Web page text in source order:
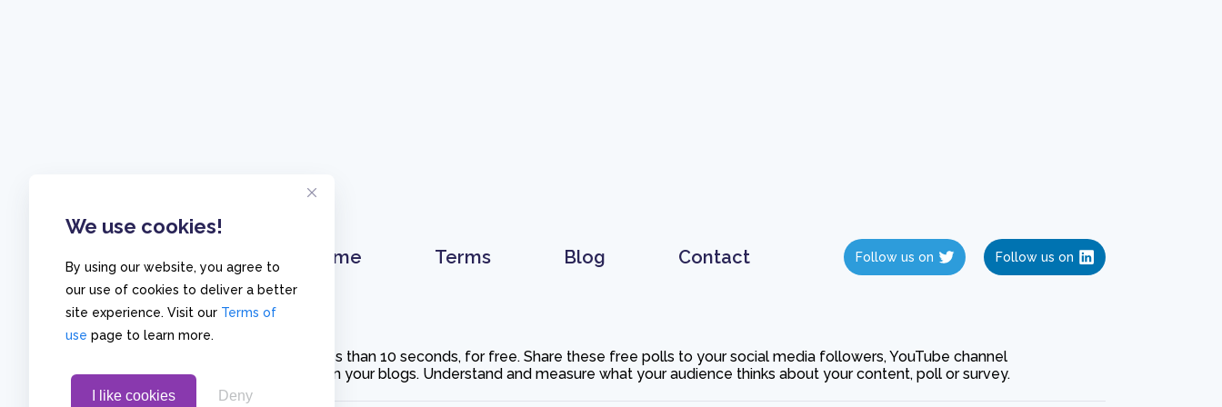
We use cookies!
By using our website, you agree to
our use of cookies to deliver a better
site experience. Visit our Terms of
use page to learn more.
I like cookies Deny
Home Terms Blog Contact Follow us on Follow us on
Create polls in less than 10 seconds, for free. Share these free polls to your social media followers, YouTube channel
or embed them on your blogs. Understand and measure what your audience thinks about your content, poll or survey.